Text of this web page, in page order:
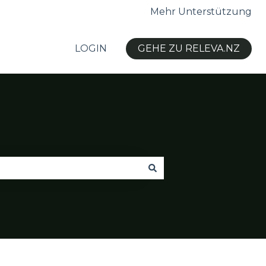
Mehr Unterstützung
LOGIN GEHE ZU RELEVA.NZ